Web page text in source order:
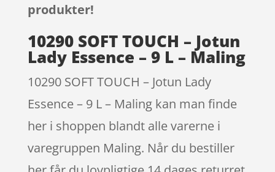
produkter!
10290 SOFT TOUCH – Jotun
Lady Essence – 9 L – Maling
10290 SOFT TOUCH – Jotun Lady
Essence – 9 L – Maling kan man finde
her i shoppen blandt alle varerne i
varegruppen Maling. Når du bestiller